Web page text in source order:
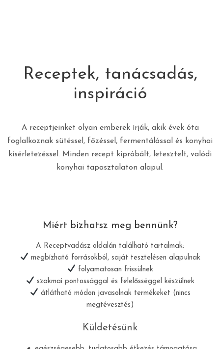
Receptek, tanácsadás,
inspiráció
A receptjeinket olyan emberek írják, akik évek óta
foglalkoznak sütéssel, főzéssel, fermentálással és konyhai
kísérletezéssel. Minden recept kipróbált, letesztelt, valódi
konyhai tapasztalaton alapul.
Miért bízhatsz meg bennünk?
A Receptvadász oldalán található tartalmak:
megbízható forrásokból, saját tesztelésen alapulnak
folyamatosan frissülnek
szakmai pontossággal és felelősséggel készülnek
átlátható módon javasolnak termékeket (nincs
megtévesztés)
Küldetésünk